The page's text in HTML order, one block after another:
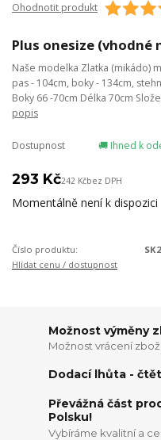
Ohodnotit produkt
Plus onesize (vhodné
Naše modelka Zlatka (mikádo)
pas - 104cm, boky - 134cm,
Boky 66 -70cm Délka 70cm
popis
Dostupnost 🚚 Ihned k
293 Kč242 Kčbez DPH
Momentálně není k dispozici
Číslo produktu:
Hlídat cenu / dostupnost
Možnost výměny
Možnost vrácení
Dodací lhůta -
Převážná část
Polsku!
Vybíráme kvalitní a